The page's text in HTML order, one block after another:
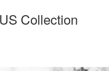
Collection